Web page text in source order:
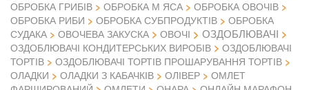
ОБРОБКА ГРИБІВ
ОБРОБКА М ЯСА
ОБРОБКА ОВОЧІВ
ОБРОБКА РИБИ
ОБРОБКА СУБПРОДУКТІВ
ОБРОБКА
СУДАКА
ОВОЧЕВА ЗАКУСКА ОВОЧІ ОЗДОБЛЮВАЧІ
ОЗДОБЛЮВАЧІ КОНДИТЕРСЬКИХ ВИРОБІВ
ОЗДОБЛЮВАЧІ
ТОРТІВ
ОЗДОБЛЮВАЧІ ТОРТІВ ПРОШАРУВАННЯ ТОРТІВ
ОЛАДКИ
ОЛАДКИ З КАБАЧКІВ ОЛІВЕР
ОМЛЕТ